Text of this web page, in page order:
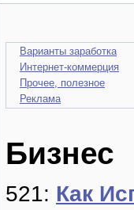
Варианты заработка
Интернет-коммерция
Прочее, полезное
Реклама
Бизнес
521: Как